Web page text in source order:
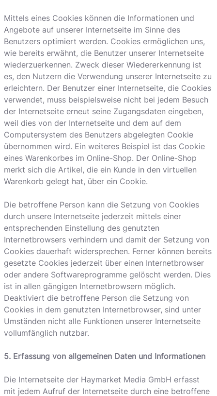
Mittels eines Cookies können die Informationen und
Angebote auf unserer Internetseite im Sinne des
Benutzers optimiert werden. Cookies ermöglichen uns,
wie bereits erwähnt, die Benutzer unserer Internetseite
wiederzuerkennen. Zweck dieser Wiedererkennung ist
es, den Nutzern die Verwendung unserer Internetseite zu
erleichtern. Der Benutzer einer Internetseite, die Cookies
verwendet, muss beispielsweise nicht bei jedem Besuch
der Internetseite erneut seine Zugangsdaten eingeben,
weil dies von der Internetseite und dem auf dem
Computersystem des Benutzers abgelegten Cookie
übernommen wird. Ein weiteres Beispiel ist das Cookie
eines Warenkorbes im Online-Shop. Der Online-Shop
merkt sich die Artikel, die ein Kunde in den virtuellen
Warenkorb gelegt hat, über ein Cookie.
Die betroffene Person kann die Setzung von Cookies
durch unsere Internetseite jederzeit mittels einer
entsprechenden Einstellung des genutzten
Internetbrowsers verhindern und damit der Setzung von
Cookies dauerhaft widersprechen. Ferner können bereits
gesetzte Cookies jederzeit über einen Internetbrowser
oder andere Softwareprogramme gelöscht werden. Dies
ist in allen gängigen Internetbrowsern möglich.
Deaktiviert die betroffene Person die Setzung von
Cookies in dem genutzten Internetbrowser, sind unter
Umständen nicht alle Funktionen unserer Internetseite
vollumfänglich nutzbar.
5. Erfassung von allgemeinen Daten und Informationen
Die Internetseite der Haymarket Media GmbH erfasst
mit jedem Aufruf der Internetseite durch eine betroffene